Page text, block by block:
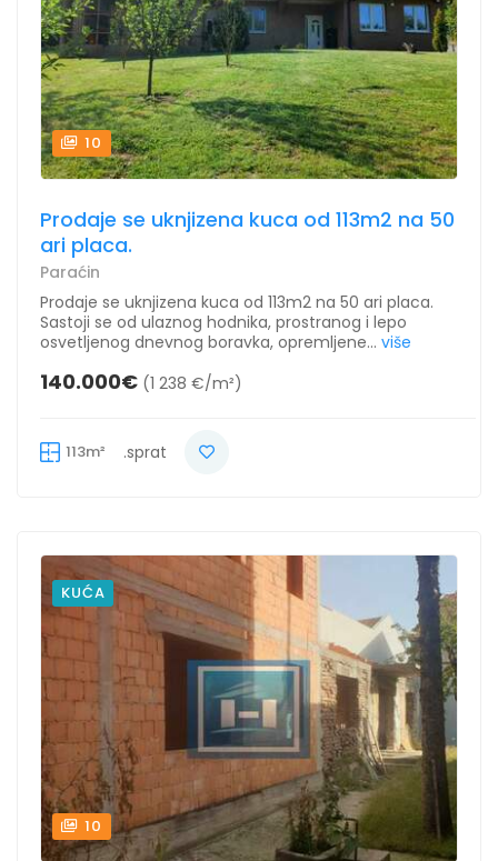
10
Prodaje se uknjizena kuca od 113m2 na 50
ari placa.
Paraćin
Prodaje se uknjizena kuca od 113m2 na 50 ari placa.
Sastoji se od ulaznog hodnika, prostranog i lepo
osvetljenog dnevnog boravka, opremljene... više
140.000€ (1 238 €/m²)
113m² .sprat
KUĆA
10